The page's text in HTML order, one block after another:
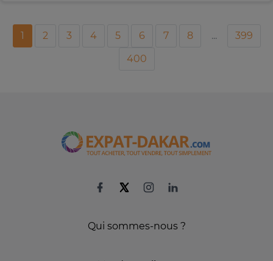
1 2 3 4 5 6 7 8 ...
399
400
Qui sommes-nous ?